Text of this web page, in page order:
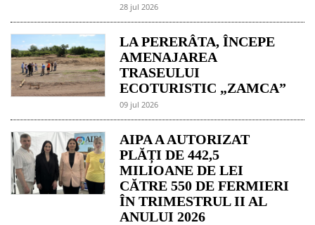
28 jul 2026
LA PERERÂTA, ÎNCEPE
AMENAJAREA
TRASEULUI
ECOTURISTIC „ZAMCA”
09 jul 2026
AIPA A AUTORIZAT
PLĂȚI DE 442,5
MILIOANE DE LEI
CĂTRE 550 DE FERMIERI
ÎN TRIMESTRUL II AL
ANULUI 2026